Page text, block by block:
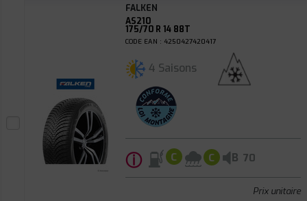
FALKEN
AS210
175/70 R 14 88T
CODE EAN : 4250427420417
4 Saisons
ⓘ C C B 70
Prix unitaire